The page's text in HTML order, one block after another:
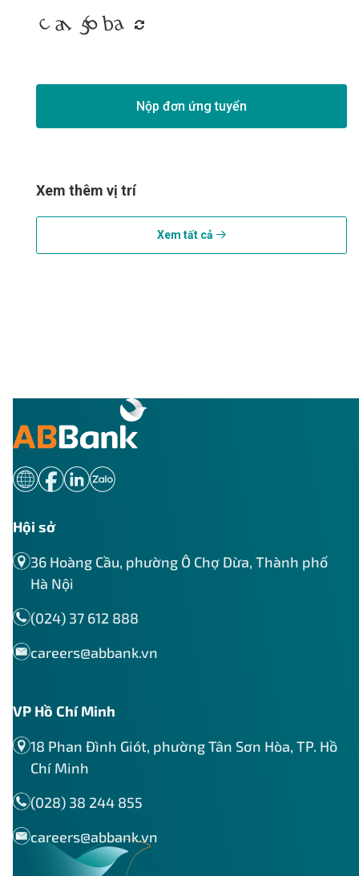
Nộp đơn ứng tuyển
Xem thêm vị trí
Xem tất cả
Hội sở
36 Hoàng Cầu, phường Ô Chợ Dừa, Thành phố
Hà Nội
(024) 37 612 888
careers@abbank.vn
VP Hồ Chí Minh
18 Phan Đình Giót, phường Tân Sơn Hòa, TP. Hồ
Chí Minh
(028) 38 244 855
careers@abbank.vn